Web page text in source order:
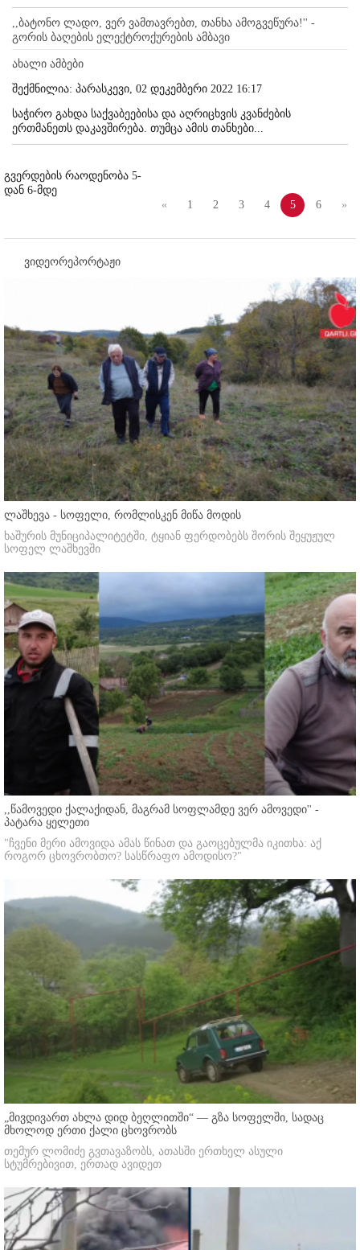
,,ბატონო ლადო, ვერ ვამთავრებთ, თანხა ამოგვეწურა!'' -
გორის ბაღების ელექტროქურების ამბავი
ახალი ამბები
შექმნილია: პარასკევი, 02 დეკემბერი 2022 16:17
საჭირო გახდა საქვაბეებისა და აღრიცხვის კვანძების
ერთმანეთს დაკავშირება. თუმცა ამის თანხები...
« 1 2 3 4 5 6 »
გვერდების რაოდენობა 5-
დან 6-მდე
ვიდეორეპორტაჟი
ლაშხევა - სოფელი, რომლისკენ მიწა მოდის
ხაშურის მუნიციპალიტეტში, ტყიან ფერდობებს შორის შეყუჟულ
სოფელ ლაშხევში
,,წამოვედი ქალაქიდან, მაგრამ სოფლამდე ვერ ამოვედი'' -
პატარა ყელეთი
"ჩვენი მერი ამოვიდა ამას წინათ და გაოცებულმა იკითხა: აქ
როგორ ცხოვრობთო? სასწრაფო ამოდისო?"
„მივდივართ ახლა დიდ ბეღლითში“ — გზა სოფელში, სადაც
მხოლოდ ერთი ქალი ცხოვრობს
თემურ ლომიძე გვთავაზობს, ათასში ერთხელ ასული
სტუმრებივით, ერთად ავიდეთ